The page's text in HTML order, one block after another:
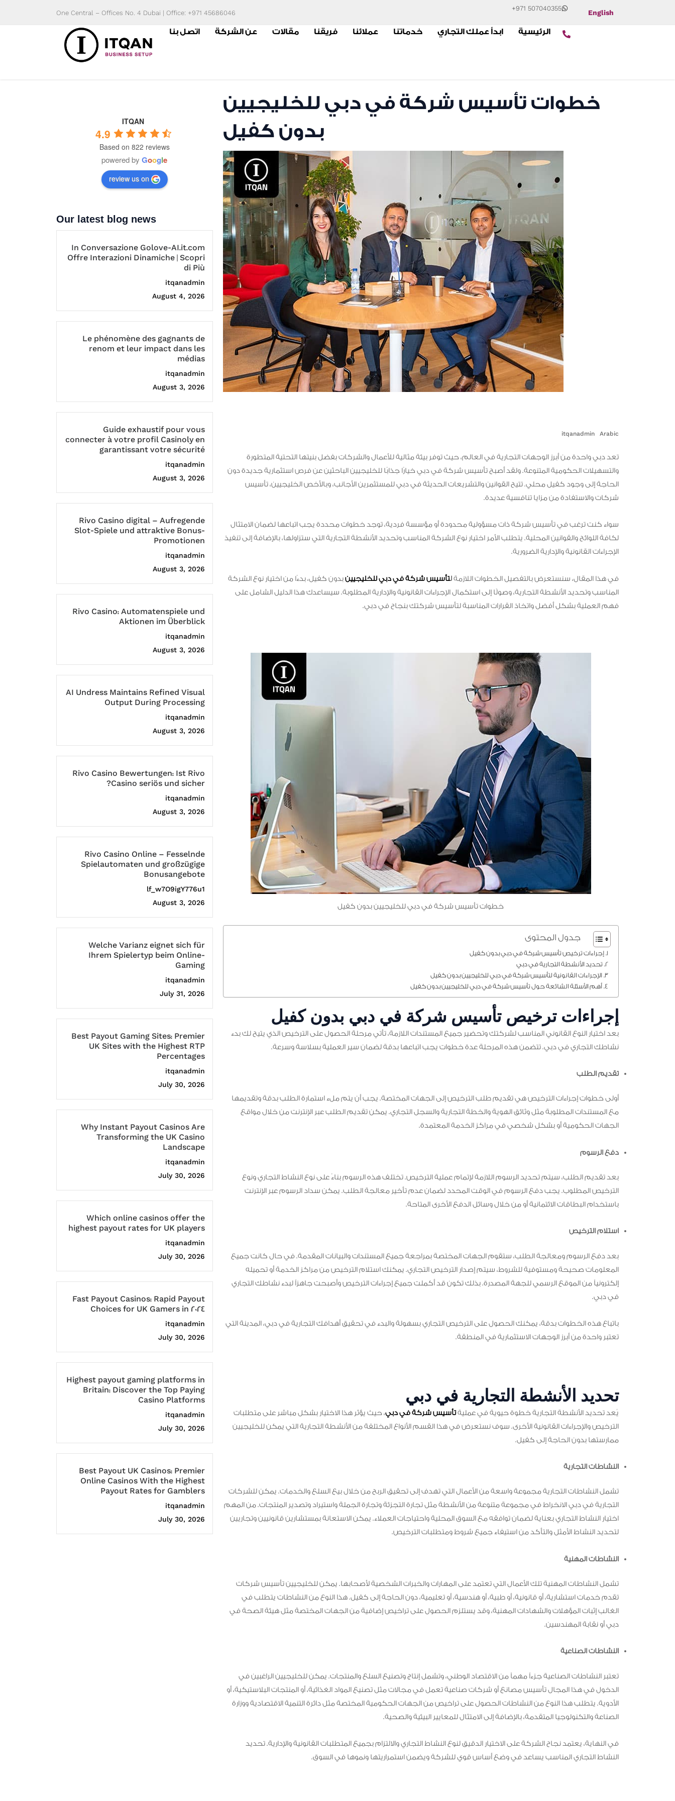
English
+971 507040355
One Central – Offices No. 4 Dubai | Office: +971 45686046
الرئيسية ابدأ عملك التجاري خدماتنا عملائنا فريقنا مقالات عن الشركة اتصل بنا
خطوات تأسيس شركة في دبي للخليجيين
بدون كفيل
Arabic
itqanadmin
تعد دبي واحدة من أبرز الوجهات التجارية في العالم، حيث توفر بيئة مثالية للأعمال والشركات بفضل بنيتها التحتية المتطورة
والتسهيلات الحكومية المتنوعة. ولقد أصبح تأسيس شركة في دبي خيارًا جذابًا للخليجيين الباحثين عن فرص استثمارية جديدة دون
الحاجة إلى وجود كفيل محلي. تتيح القوانين والتشريعات الحديثة في دبي للمستثمرين الأجانب، وبالأخص الخليجيين، تأسيس
شركات والاستفادة من مزايا تنافسية عديدة.
سواء كنت ترغب في تأسيس شركة ذات مسؤولية محدودة أو مؤسسة فردية، توجد خطوات محددة يجب اتباعها لضمان الامتثال
لكافة اللوائح والقوانين المحلية. يتطلب الأمر اختيار نوع الشركة المناسب وتحديد الأنشطة التجارية التي ستزاولها، بالإضافة إلى تنفيذ
الإجراءات القانونية والإدارية الضرورية.
في هذا المقال، سنستعرض بالتفصيل الخطوات اللازمةلتأسيس شركة في دبي للخليجيينبدون كفيل، بدءًا من اختيار نوع الشركة
المناسب وتحديد الأنشطة التجارية، وصولًا إلى استكمال الإجراءات القانونية والإدارية المطلوبة. سيساعدك هذا الدليل الشامل على
فهم العملية بشكل أفضل واتخاذ القرارات المناسبة لتأسيس شركتك بنجاح في دبي.
خطوات تأسيس شركة في دبي للخليجيين بدون كفيل
جدول المحتوى
إجراءات ترخيص تأسيس شركة في دبي بدون كفيل
تحديد الأنشطة التجارية في دبي
الإجراءات القانونية لتأسيس شركة في دبي للخليجيين بدون كفيل
أهم الأسئلة الشائعة حول تأسيس شركة في دبي للخليجيين بدون كفيل
إجراءات ترخيص تأسيس شركة في دبي بدون كفيل
بعد اختيار النوع القانوني المناسب لشركتك وتحضير جميع المستندات اللازمة، تأتي مرحلة الحصول على الترخيص الذي يتيح لك بدء
نشاطك التجاري في دبي. تتضمن هذه المرحلة عدة خطوات يجب اتباعها بدقة لضمان سير العملية بسلاسة وسرعة.
تقديم الطلب
أولى خطوات إجراءات الترخيص هي تقديم طلب الترخيص إلى الجهات المختصة. يجب أن يتم ملء استمارة الطلب بدقة وتقديمها
مع المستندات المطلوبة مثل وثائق الهوية والخطة التجارية والسجل التجاري. يمكن تقديم الطلب عبر الإنترنت من خلال مواقع
الجهات الحكومية أو بشكل شخصي في مراكز الخدمة المعتمدة.
دفع الرسوم
بعد تقديم الطلب، سيتم تحديد الرسوم اللازمة لإتمام عملية الترخيص. تختلف هذه الرسوم بناءً على نوع النشاط التجاري ونوع
الترخيص المطلوب. يجب دفع الرسوم في الوقت المحدد لضمان عدم تأخير معالجة الطلب. يمكن سداد الرسوم عبر الإنترنت
باستخدام البطاقات الائتمانية أو من خلال وسائل الدفع الأخرى المتاحة.
استلام الترخيص
بعد دفع الرسوم ومعالجة الطلب، ستقوم الجهات المختصة بمراجعة جميع المستندات والبيانات المقدمة. في حال كانت جميع
المعلومات صحيحة ومستوفية للشروط، سيتم إصدار الترخيص التجاري. يمكنك استلام الترخيص من مراكز الخدمة أو تحميله
إلكترونياً من الموقع الرسمي للجهة المصدرة. بذلك تكون قد أكملت جميع إجراءات الترخيص وأصبحت جاهزاً لبدء نشاطك التجاري
في دبي.
باتباع هذه الخطوات بدقة، يمكنك الحصول على الترخيص التجاري بسهولة والبدء في تحقيق أهدافك التجارية في دبي، المدينة التي
تعتبر واحدة من أبرز الوجهات الاستثمارية في المنطقة.
تحديد الأنشطة التجارية في دبي
يُعد تحديد الأنشطة التجارية خطوة حيوية في عمليةتأسيس شركة في دبي، حيث يؤثر هذا الاختيار بشكل مباشر على متطلبات
الترخيص والإجراءات القانونية الأخرى. سوف نستعرض في هذا القسم الأنواع المختلفة من الأنشطة التجارية التي يمكن للخليجيين
ممارستها بدون الحاجة إلى كفيل.
النشاطات التجارية
تشمل النشاطات التجارية مجموعة واسعة من الأعمال التي تهدف إلى تحقيق الربح من خلال بيع السلع والخدمات. يمكن للشركات
التجارية في دبي الانخراط في مجموعة متنوعة من الأنشطة مثل تجارة التجزئة وتجارة الجملة واستيراد وتصدير المنتجات. من المهم
اختيار النشاط التجاري بعناية لضمان توافقه مع السوق المحلية واحتياجات العملاء. يمكن الاستعانة بمستشارين قانونيين وتجاريين
لتحديد النشاط الأمثل والتأكد من استيفاء جميع شروط ومتطلبات الترخيص.
النشاطات المهنية
تشمل النشاطات المهنية تلك الأعمال التي تعتمد على المهارات والخبرات الشخصية لأصحابها. يمكن للخليجيين تأسيس شركات
تقدم خدمات استشارية، أو قانونية، أو طبية، أو هندسية، أو تعليمية، دون الحاجة إلى كفيل. هذا النوع من النشاطات يتطلب في
الغالب إثبات المؤهلات والشهادات المهنية، وقد يستلزم الحصول على تراخيص إضافية من الجهات المختصة مثل هيئة الصحة في
دبي أو نقابة المهندسين.
النشاطات الصناعية
تعتبر النشاطات الصناعية جزءاً مهماً من الاقتصاد الوطني، وتشمل إنتاج وتصنيع السلع والمنتجات. يمكن للخليجيين الراغبين في
الدخول في هذا المجال تأسيس مصانع أو شركات صناعية تعمل في مجالات مثل تصنيع المواد الغذائية، أو المنتجات البلاستيكية، أو
الأدوية. يتطلب هذا النوع من النشاطات الحصول على تراخيص من الجهات الحكومية المختصة مثل دائرة التنمية الاقتصادية ووزارة
الصناعة والتكنولوجيا المتقدمة، بالإضافة إلى الامتثال للمعايير البيئية والصحية.
في النهاية، يعتمد نجاح الشركة على الاختيار الدقيق لنوع النشاط التجاري والالتزام بجميع المتطلبات القانونية والإدارية. تحديد
النشاط التجاري المناسب يساعد في وضع أساس قوي للشركة ويضمن استمراريتها ونموها في السوق.
ITQAN
4.9
Based on 822 reviews
powered by Google
review us on
Our latest blog news
In Conversazione Golove-AI.it.com
Offre Interazioni Dinamiche | Scopri
di Più
itqanadmin
August 4, 2026
Le phénomène des gagnants de
renom et leur impact dans les
médias
itqanadmin
August 3, 2026
Guide exhaustif pour vous
connecter à votre profil Casinoly en
garantissant votre sécurité
itqanadmin
August 3, 2026
Rivo Casino digital – Aufregende
Slot-Spiele und attraktive Bonus-
Promotionen
itqanadmin
August 3, 2026
Rivo Casino: Automatenspiele und
Aktionen im Überblick
itqanadmin
August 3, 2026
AI Undress Maintains Refined Visual
Output During Processing
itqanadmin
August 3, 2026
Rivo Casino Bewertungen: Ist Rivo
Casino seriös und sicher?
itqanadmin
August 3, 2026
Rivo Casino Online – Fesselnde
Spielautomaten und großzügige
Bonusangebote
lf_w7O9igY776u1
August 3, 2026
Welche Varianz eignet sich für
Ihrem Spielertyp beim Online-
Gaming
itqanadmin
July 31, 2026
Best Payout Gaming Sites: Premier
UK Sites with the Highest RTP
Percentages
itqanadmin
July 30, 2026
Why Instant Payout Casinos Are
Transforming the UK Casino
Landscape
itqanadmin
July 30, 2026
Which online casinos offer the
highest payout rates for UK players
itqanadmin
July 30, 2026
Fast Payout Casinos: Rapid Payout
Choices for UK Gamers in 2024
itqanadmin
July 30, 2026
Highest payout gaming platforms in
Britain: Discover the Top Paying
Casino Platforms
itqanadmin
July 30, 2026
Best Payout UK Casinos: Premier
Online Casinos With the Highest
Payout Rates for Gamblers
itqanadmin
July 30, 2026